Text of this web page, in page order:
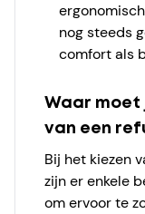
nog steeds
comfort als
Waar moet
van een
Bij het kiezen
zijn er enkele
om ervoor te